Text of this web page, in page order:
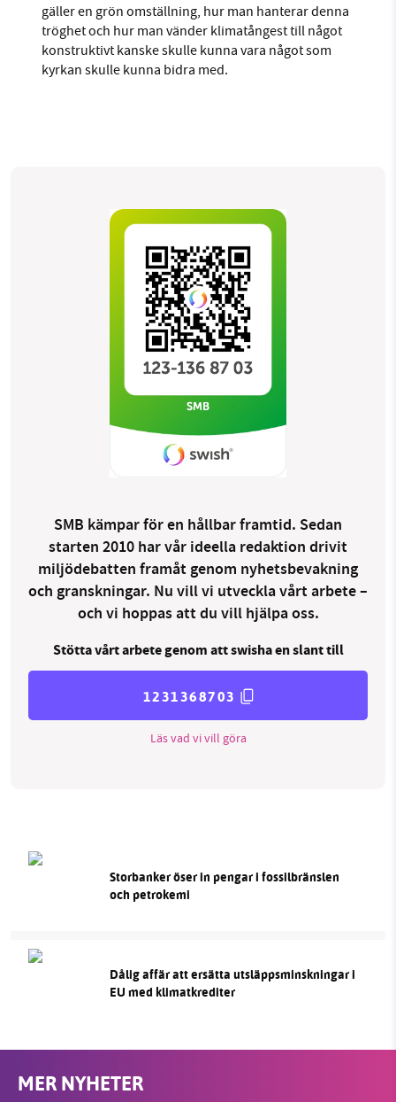
gäller en grön omställning, hur man hanterar denna
tröghet och hur man vänder klimatångest till något
konstruktivt kanske skulle kunna vara något som
kyrkan skulle kunna bidra med.
SMB kämpar för en hållbar framtid. Sedan
starten 2010 har vår ideella redaktion drivit
miljödebatten framåt genom nyhetsbevakning
och granskningar. Nu vill vi utveckla vårt arbete –
och vi hoppas att du vill hjälpa oss.
Stötta vårt arbete genom att swisha en slant till
1231368703
Läs vad vi vill göra
Storbanker öser in pengar i fossilbränslen
och petrokemi
Dålig affär att ersätta utsläppsminskningar i
EU med klimatkrediter
MER NYHETER